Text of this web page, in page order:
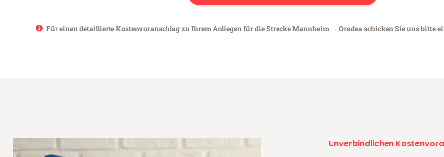
Für einen detaillierte Kostenvoranschlag zu Ihrem Anliegen für die Strecke Mannheim → Oradea schicken Sie uns bitte
Unverbindlichen